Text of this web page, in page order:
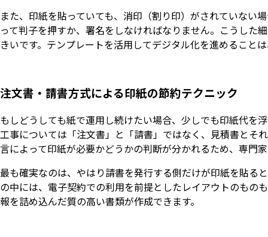
また、印紙を貼っていても、消印（割り印）がされていない
って判子を押すか、署名をしなければなりません。こうした
きいです。テンプレートを活用してデジタル化を進めること
注文書・請書方式による印紙の節約テクニック
もしどうしても紙で運用し続けたい場合、少しでも印紙代を
工事については「注文書」と「請書」ではなく、見積書とそ
言によって印紙が必要かどうかの判断が分かれるため、専門
最も確実なのは、やはり請書を発行する側だけが印紙を貼る
の中には、電子契約での利用を前提としたレイアウトのもの
報を詰め込んだ質の高い書類が作成できます。